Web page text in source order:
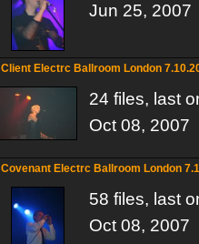
Jun 25, 2007
Client Electrc Ballroom London
24 files, last
Oct 08, 2007
Covenant Electrc Ballroom London
58 files, last
Oct 08, 2007